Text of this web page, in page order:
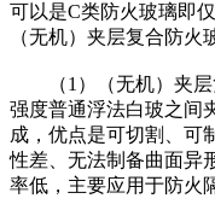
可以是C类防火玻璃即
（无机）夹层复合防火
（1）（无机）夹层
强度普通浮法白玻之间
成，优点是可切割、可
性差、无法制备曲面异
率低，主要应用于防火